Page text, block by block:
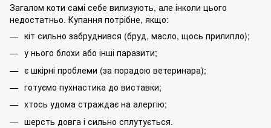
Загалом коти самі себе вилизують, але інколи цього
недостатньо. Купання потрібне, якщо:
кіт сильно забруднився (бруд, масло, щось прилипло);
у нього блохи або інші паразити;
є шкірні проблеми (за порадою ветеринара);
готуємо пухнастика до виставки;
хтось удома страждає на алергію;
шерсть довга і сильно сплутується.